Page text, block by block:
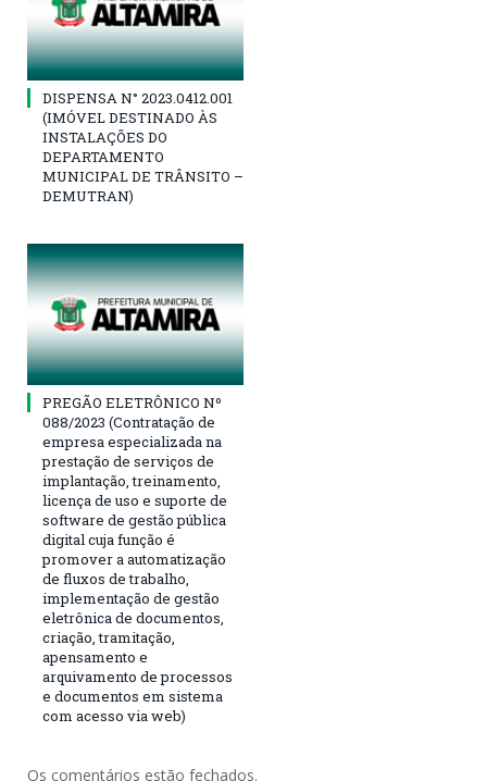
DISPENSA N° 2023.0412.001
(IMÓVEL DESTINADO ÀS
INSTALAÇÕES DO
DEPARTAMENTO
MUNICIPAL DE TRÂNSITO –
DEMUTRAN)
PREGÃO ELETRÔNICO Nº
088/2023 (Contratação de
empresa especializada na
prestação de serviços de
implantação, treinamento,
licença de uso e suporte de
software de gestão pública
digital cuja função é
promover a automatização
de fluxos de trabalho,
implementação de gestão
eletrônica de documentos,
criação, tramitação,
apensamento e
arquivamento de processos
e documentos em sistema
com acesso via web)
Os comentários estão fechados.